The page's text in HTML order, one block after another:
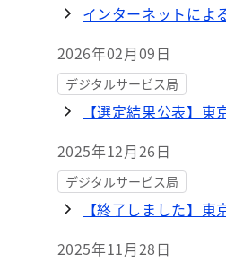
インターネットによ
2026年02月09日
デジタルサービス局
【選定結果公表】
2025年12月26日
デジタルサービス局
【終了しました】
2025年11月28日